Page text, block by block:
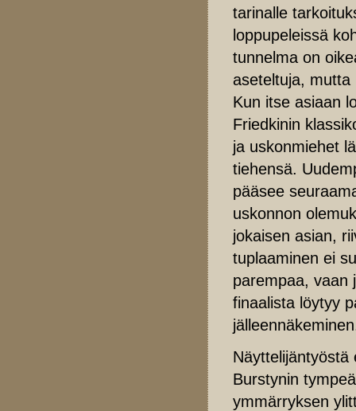
tarinalle
loppupeleissä
tunnelma on
aseteltuja, mutta
Kun itse asiaan
Friedkinin
ja uskonmiehet
tiehensä.
pääsee
uskonnon
jokaisen asian,
tuplaaminen ei
parempaa, vaan
finaalista löytyy
Näyttelijäntyöstä
Burstynin
ymmärryksen